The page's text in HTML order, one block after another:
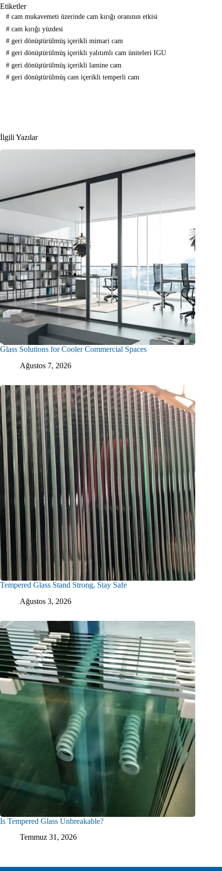
Etiketler
#cam mukavemeti üzerinde cam kırığı oranının etkisi
#cam kırığı yüzdesi
#geri dönüştürülmüş içerikli mimari cam
#geri dönüştürülmüş içerikli yalıtımlı cam üniteleri IGU
#geri dönüştürülmüş içerikli lamine cam
#geri dönüştürülmüş cam içerikli temperli cam
İlgili Yazılar
Glass Solutions for Cooler Commercial Spaces
Ağustos 7, 2026
Tempered Glass Stand Strong, Stay Safe
Ağustos 3, 2026
Is Tempered Glass Unbreakable?
Temmuz 31, 2026